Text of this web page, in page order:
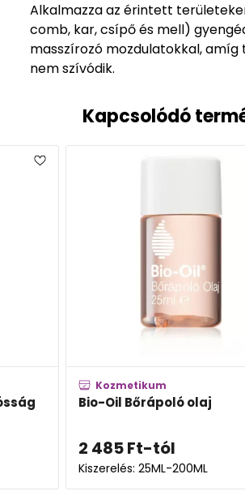
Alkalmazza az érintett
comb, kar, csípő és mell)
masszírozó mozdulatokkal, amíg
nem szívódik.
Kapcsolódó
Kozmetikum
Bio-Oil Bőrápoló olaj
2 485Ft-tól
Kiszerelés: 25ML-200ML